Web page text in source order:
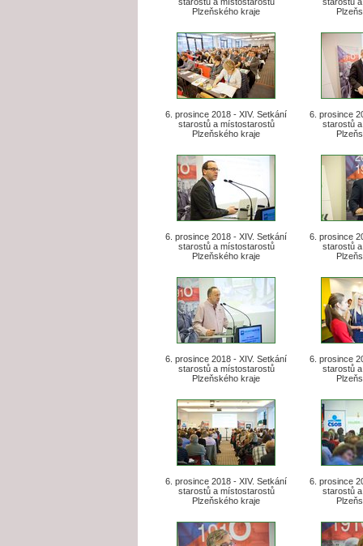
Plzeňského kraje
6. prosince 2018 - XIV. Setkání
starostů a místostarostů
Plzeňského kraje
6. prosince
starostů
6. prosince 2018 - XIV. Setkání
starostů a místostarostů
Plzeňského kraje
6. prosince
starostů
6. prosince 2018 - XIV. Setkání
starostů a místostarostů
Plzeňského kraje
6. prosince
starostů
6. prosince 2018 - XIV. Setkání
starostů a místostarostů
Plzeňského kraje
6. prosince
starostů